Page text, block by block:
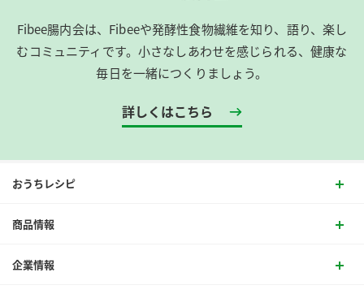
Fibee腸内会は、​Fibeeや発酵性食物繊維を知り、語り、楽し
むコミュニティです。​小さなしあわせを感じられる、健康な
毎日を一緒につくりましょう。
詳しくはこちら
おうちレシピ
商品情報
企業情報